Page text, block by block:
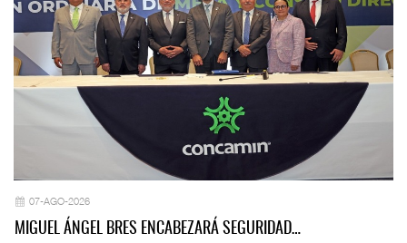
07-AGO-2026
MIGUEL ÁNGEL BRES ENCABEZARÁ SEGURIDAD…